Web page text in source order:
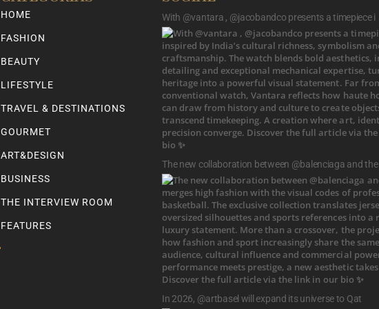
HOME
FASHION
BEAUTY
LIFESTYLE
TRAVEL & DESTINATIONS
GOURMET
ART&DESIGN
BUSINESS
THE INTERVIEW ROOM
FEATURES
With @vantara , @jacobandco presents a timepiece i
The new collaboration between @balenciaga and the
In 2026, @artbasel will expand its universe to Qat